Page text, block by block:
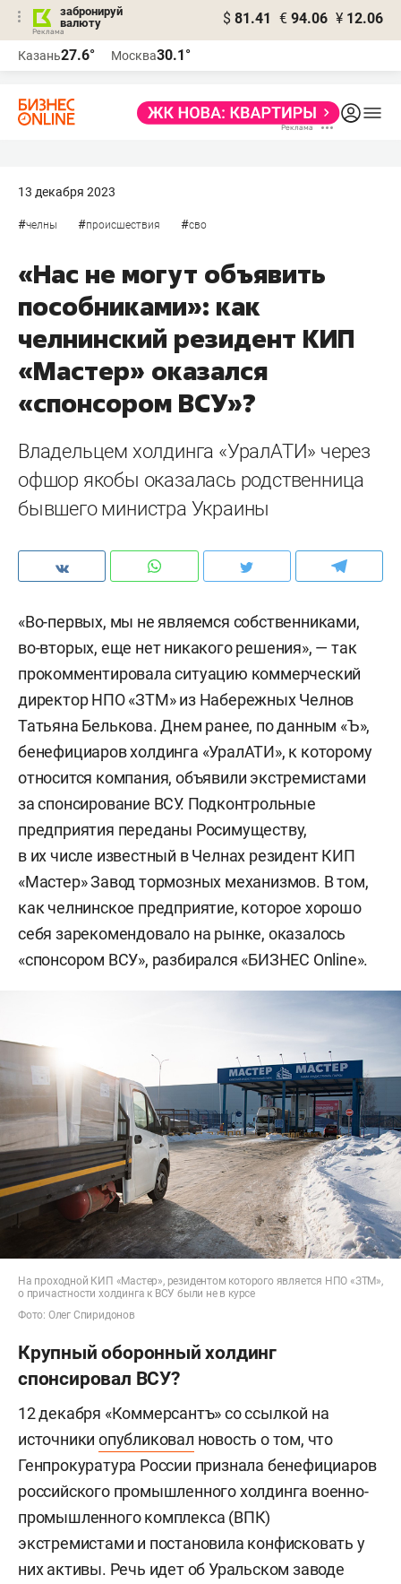
забронируй
валюту
$ 81.41 € 94.06 ¥ 12.06
Казань27.6° Москва30.1°
13 декабря 2023
#челны #происшествия #сво
«Нас не могут объявить
пособниками»: как
челнинский резидент КИП
«Мастер» оказался
«спонсором ВСУ»?
Владельцем холдинга «УралАТИ» через
офшор якобы оказалась родственница
бывшего министра Украины
«Во-первых, мы не являемся собственниками,
во-вторых, еще нет никакого решения», — так
прокомментировала ситуацию коммерческий
директор НПО «ЗТМ» из Набережных Челнов
Татьяна Белькова. Днем ранее, по данным «Ъ»,
бенефициаров холдинга «УралАТИ», к которому
относится компания, объявили экстремистами
за спонсирование ВСУ. Подконтрольные
предприятия переданы Росимуществу,
в их числе известный в Челнах резидент КИП
«Мастер» Завод тормозных механизмов. В том,
как челнинское предприятие, которое хорошо
себя зарекомендовало на рынке, оказалось
«спонсором ВСУ», разбирался «БИЗНЕС Online».
На проходной КИП «Мастер», резидентом которого является НПО «ЗТМ»,
о причастности холдинга к ВСУ были не в курсе
Фото: Олег Спиридонов
Крупный оборонный холдинг
спонсировал ВСУ?
12 декабря «Коммерсантъ» со ссылкой на
источникиопубликовал новость о том, что
Генпрокуратура России признала бенефициаров
российского промышленного холдинга военно-
промышленного комплекса (ВПК)
экстремистами и постановила конфисковать у
них активы. Речь идет об Уральском заводе